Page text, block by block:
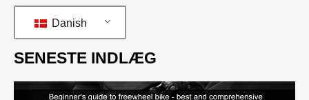
Danish
SENESTE INDLÆG